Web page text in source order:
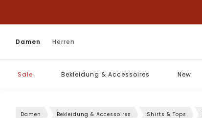
Damen Herren
Sale Bekleidung & Accessoires New
Damen Bekleidung & Accessoires Shirts & Tops